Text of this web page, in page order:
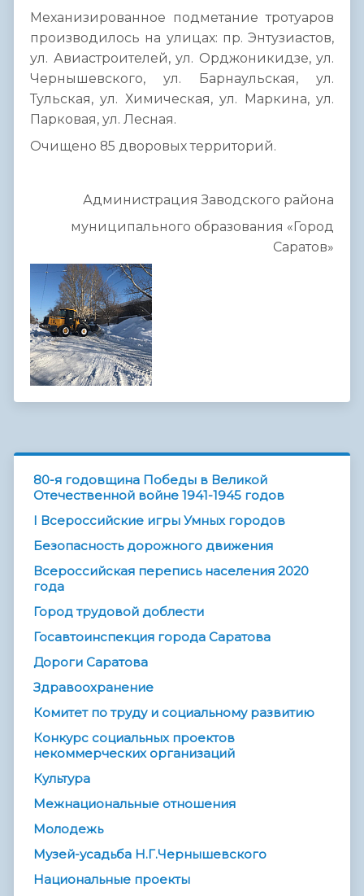
Механизированное подметание тротуаров
производилось на улицах: пр. Энтузиастов,
ул. Авиастроителей, ул. Орджоникидзе, ул.
Чернышевского, ул. Барнаульская, ул.
Тульская, ул. Химическая, ул. Маркина, ул.
Парковая, ул. Лесная.
Очищено 85 дворовых территорий.
Администрация Заводского района
муниципального образования «Город
Саратов»
80-я годовщина Победы в Великой
Отечественной войне 1941-1945 годов
I Всероссийские игры Умных городов
Безопасность дорожного движения
Всероссийская перепись населения 2020
года
Город трудовой доблести
Госавтоинспекция города Саратова
Дороги Саратова
Здравоохранение
Комитет по труду и социальному развитию
Конкурс социальных проектов
некоммерческих организаций
Культура
Межнациональные отношения
Молодежь
Музей-усадьба Н.Г.Чернышевского
Национальные проекты